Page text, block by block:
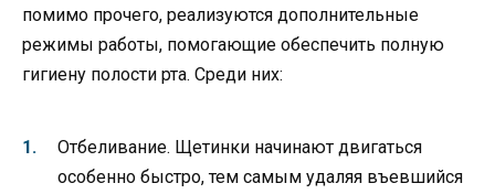
помимо прочего, реализуются дополнительные
режимы работы, помогающие обеспечить полную
гигиену полости рта. Среди них:
Отбеливание. Щетинки начинают двигаться
особенно быстро, тем самым удаляя въевшийся